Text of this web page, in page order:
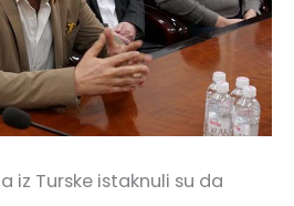
iz Turske istaknuli su da